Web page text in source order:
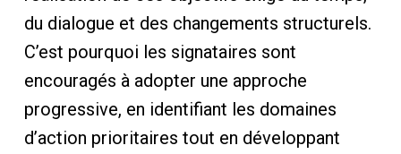
du dialogue et des changements structurels.
C’est pourquoi les signataires sont
encouragés à adopter une approche
progressive, en identifiant les domaines
d’action prioritaires tout en développant